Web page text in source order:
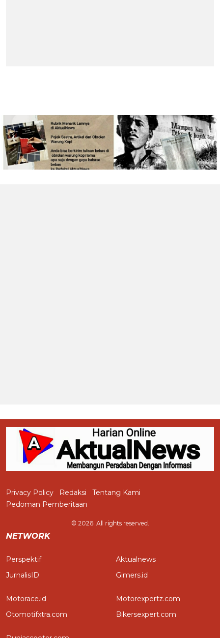
Privacy Policy Redaksi
Tentang Kami
Pedoman Pemberitaan
© 2026. All rights reserved.
NETWORK
Perspektif
JurnalisID
Aktualnews
Gimers.id
Motorace.id
Otomotifxtra.com
Motorexpertz.com
Bikersexpert.com